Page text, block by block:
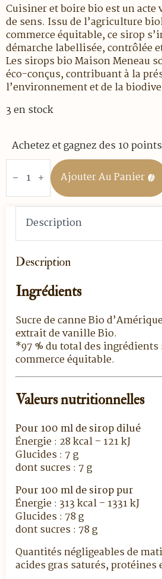
Cuisiner et boire bio est un acte
de sens. Issu de l’agriculture
commerce équitable, ce sirop
démarche labellisée, contrôlée
Les sirops bio Maison Meneau
éco-conçus, contribuant à la
l’environnement et de la
3 en stock
Achetez et gagnez des 10
quantité
Sirop
Vanille
Bio
Équitable
50
Ajouter Au Panier
Description
Ingrédients
Sucre de canne Bio
extrait de vanille Bio.
*97 % du total des
commerce équitable.
Valeurs nutritionnelles
Pour 100 ml de sirop dilué
Énergie : 28 kcal – 121 kJ
Glucides : 7 g
dont sucres : 7 g
Pour 100 ml de sirop pur
Énergie : 313 kcal – 1331 kJ
Glucides : 78 g
dont sucres : 78 g
Quantités négligeables de
acides gras saturés, protéines